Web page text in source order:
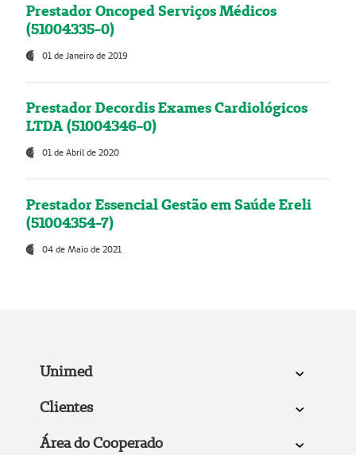
Prestador Oncoped Serviços Médicos
(51004335-0)
01 de Janeiro de 2019
Prestador Decordis Exames Cardiológicos
LTDA (51004346-0)
01 de Abril de 2020
Prestador Essencial Gestão em Saúde Ereli
(51004354-7)
04 de Maio de 2021
Unimed
Clientes
Área do Cooperado